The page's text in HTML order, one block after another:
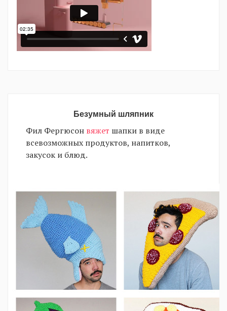
Безумный шляпник
Фил Фергюсон вяжет шапки в виде
всевозможных продуктов, напитков,
закусок и блюд.